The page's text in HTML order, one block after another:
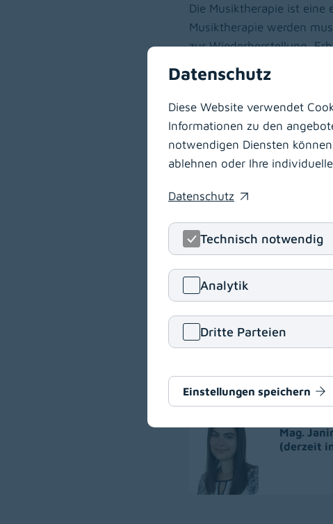
Die Musiktherapie ist eine
Musiktherapie werden
zur Wiederherstellung,
eingesetzt.
Mit Hilfe der Musik, als
innere Konflikte und
kommen aktives
Geschehens kann im
bewusstzumachen und
Kinder- und Jugendlichen
Patientinnen (wie
Musiktherapie wird im
Mag.
(derzeit
Datenschutz
Diese Website verwendet
Informationen zu den
notwendigen Diensten
ablehnen oder Ihre
Datenschutz
(opens in a new window)
Technisch notwendig
Analytik
Dritte Parteien
Einstellungen speichern